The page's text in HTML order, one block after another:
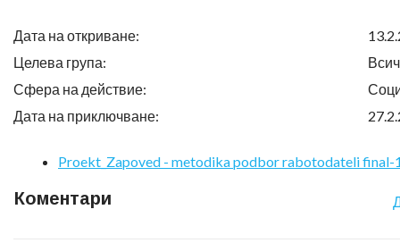
Дата на откриване:
Целева група:
Сфера на действие:
Дата на приключване:
Proekt_Zapoved - metodika podbor rabotodateli final-
Коментари